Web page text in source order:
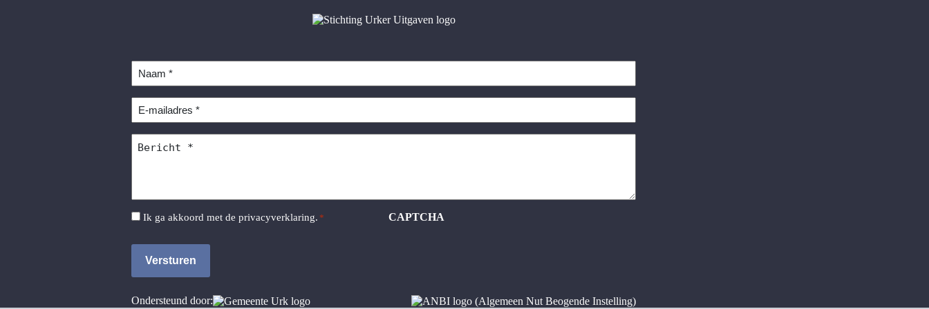
mailadres
Instemming
Ik ga akkoord met de privacyverklaring. * CAPTCHA
Ondersteund door: